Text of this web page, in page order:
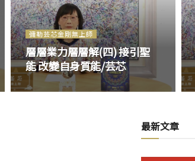
彌勒芸芯金剛無上師
層層業力層層解(四) 接引聖
能 改變自身質能/芸芯
最新文章